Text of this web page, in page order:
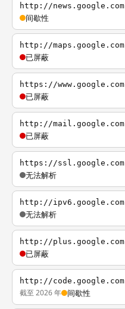
http://news.google.com
间歇性
http://maps.google.com
已屏蔽
https://www.google.com
已屏蔽
http://mail.google.com
已屏蔽
https://ssl.google.com
无法解析
http://ipv6.google.com
无法解析
http://plus.google.com
已屏蔽
http://code.google.com
截至 2026 年 间歇性